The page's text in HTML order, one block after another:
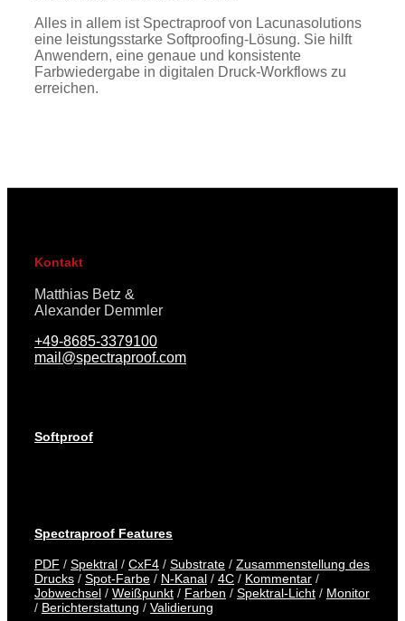
Alles in allem ist Spectraproof von Lacunasolutions
eine leistungsstarke Softproofing-Lösung. Sie hilft
Anwendern, eine genaue und konsistente
Farbwiedergabe in digitalen Druck-Workflows zu
erreichen.
Kontakt
Matthias Betz &
Alexander Demmler
+49-8685-3379100
mail@spectraproof.com
Softproof
Spectraproof Features
PDF / Spektral / CxF4 / Substrate / Zusammenstellung des
Drucks / Spot-Farbe / N-Kanal / 4C / Kommentar /
Jobwechsel / Weißpunkt / Farben / Spektral-Licht / Monitor
/ Berichterstattung / Validierung